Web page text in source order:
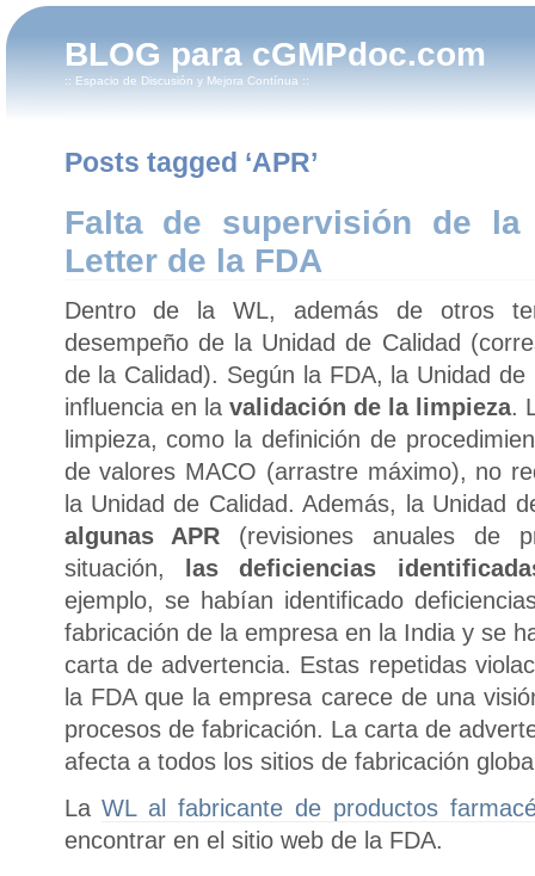
BLOG para cGMPdoc.com
:: Espacio de Discusión y Mejora Contínua ::
Posts tagged ‘APR’
Falta de supervisión de la
Letter de la FDA
Dentro de la WL, además de otros
desempeño de la Unidad de Calidad
de la Calidad). Según la FDA, la Unidad
influencia en la validación de la limpieza.
limpieza, como la definición de
de valores MACO (arrastre máximo), no
la Unidad de Calidad. Además, la Unidad
algunas APR (revisiones anuales de
situación,
las deficiencias
ejemplo, se habían identificado
fabricación de la empresa en la India y se
carta de advertencia. Estas repetidas
la FDA que la empresa carece de una
procesos de fabricación. La carta de
afecta a todos los sitios de fabricación
LaWL al fabricante de productos
encontrar en el sitio web de la FDA.